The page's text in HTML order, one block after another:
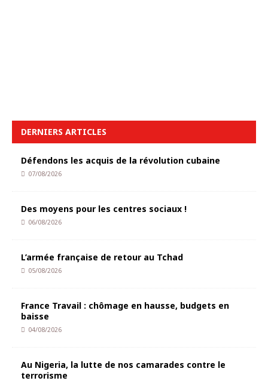
DERNIERS ARTICLES
Défendons les acquis de la révolution cubaine
07/08/2026
Des moyens pour les centres sociaux !
06/08/2026
L’armée française de retour au Tchad
05/08/2026
France Travail : chômage en hausse, budgets en
baisse
04/08/2026
Au Nigeria, la lutte de nos camarades contre le
terrorisme